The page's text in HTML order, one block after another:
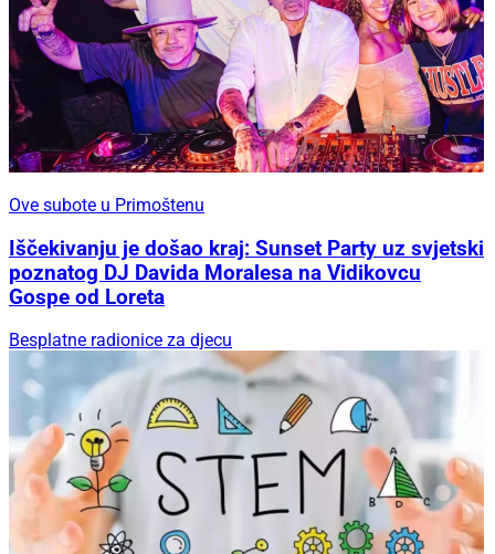
Ove subote u Primoštenu
Iščekivanju je došao kraj: Sunset Party uz svjetski
poznatog DJ Davida Moralesa na Vidikovcu
Gospe od Loreta
Besplatne radionice za djecu